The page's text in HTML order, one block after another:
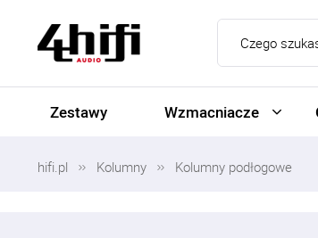
Zestawy Wzmacniacze
hifi.pl Kolumny Kolumny podłogowe